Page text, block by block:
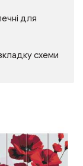
для
схеми